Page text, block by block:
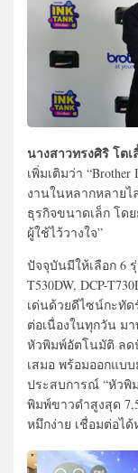
นางสาวทรงศิริ โต
เพิ่มเติมว่า
งานในหลากหลายไ
ธุรกิจขนาดเล็ก โ
ผู้ใช้ไว้วางใจ”
ปัจจุบันมีให้เลือก 6 รุ่
T530DW, DCP-
เด่นด้วยดีไซน์กะทัด
ต่อเนื่องในทุกวัน ม
หัวพิมพ์อัตโนมัติ ลด
เสมอ พร้อมออกแบ
ประสบการณ์ “หัวพิ
พิมพ์ขาวดำสูงสุด
หมึกง่าย เชื่อมต่อไ